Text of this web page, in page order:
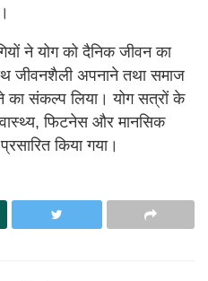
ने योग को दैनिक जीवन का
जीवनशैली अपनाने तथा समाज
का संकल्प लिया। योग सत्रों के
फिटनेस और मानसिक
किया गया।